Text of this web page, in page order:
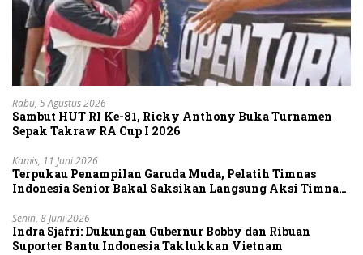
Rabu, 5 Agustus 2026
Sambut HUT RI Ke-81, Ricky Anthony Buka Turnamen
Sepak Takraw RA Cup I 2026
Kamis, 11 Juni 2026
Terpukau Penampilan Garuda Muda, Pelatih Timnas
Indonesia Senior Bakal Saksikan Langsung Aksi Timnas
Senin, 8 Juni 2026
Indra Sjafri: Dukungan Gubernur Bobby dan Ribuan
Suporter Bantu Indonesia Taklukkan Vietnam